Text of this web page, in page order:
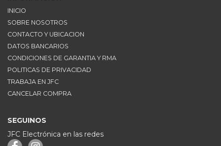
INICIO
SOBRE NOSOTROS
CONTACTO Y UBICACION
DATOS BANCARIOS
CONDICIONES DE GARANTIA Y RMA
POLITICAS DE PRIVACIDAD
TRABAJA EN JFC
CANCELAR COMPRA
SEGUINOS
JFC Electrónica en las redes